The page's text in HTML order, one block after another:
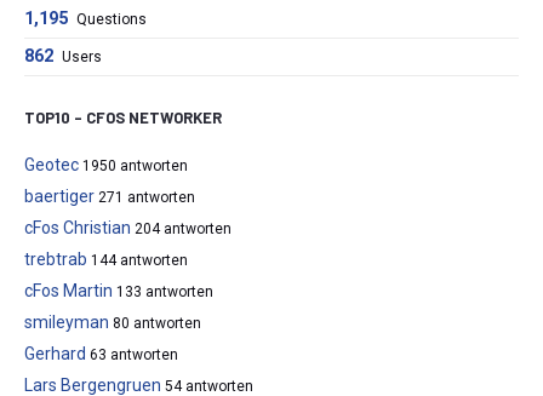
1,195 Questions
862 Users
TOP10 – CFOS NETWORKER
Geotec 1950 antworten
baertiger 271 antworten
cFos Christian 204 antworten
trebtrab 144 antworten
cFos Martin 133 antworten
smileyman 80 antworten
Gerhard 63 antworten
Lars Bergengruen 54 antworten